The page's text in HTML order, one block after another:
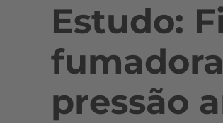
Estudo:
pressão